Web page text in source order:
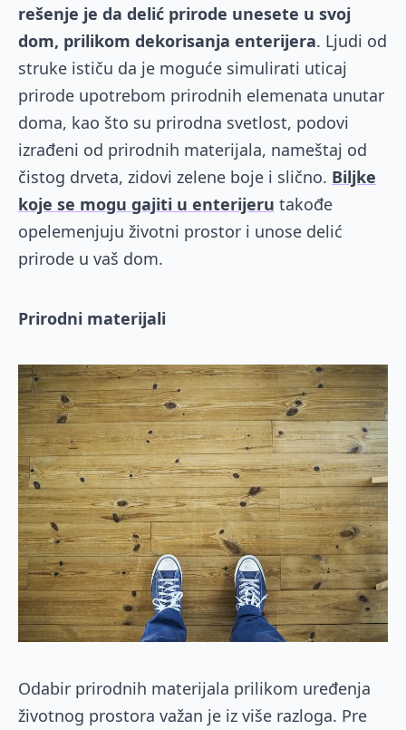
rešenje je da delić prirode unesete u svoj
dom, prilikom dekorisanja enterijera. Ljudi od
struke ističu da je moguće simulirati uticaj
prirode upotrebom prirodnih elemenata unutar
doma, kao što su prirodna svetlost, podovi
izrađeni od prirodnih materijala, nameštaj od
čistog drveta, zidovi zelene boje i slično. Biljke
koje se mogu gajiti u enterijeru takođe
opelemenjuju životni prostor i unose delić
prirode u vaš dom.
Prirodni materijali
Odabir prirodnih materijala prilikom uređenja
životnog prostora važan je iz više razloga. Pre